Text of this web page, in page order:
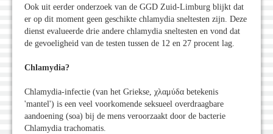
Ook uit eerder onderzoek van de GGD Zuid-Limburg blijkt dat
er op dit moment geen geschikte chlamydia sneltesten zijn. Deze
dienst evalueerde drie andere chlamydia sneltesten en vond dat
de gevoeligheid van de testen tussen de 12 en 27 procent lag.
Chlamydia?
Chlamydia-infectie (van het Griekse, χλαμύδα betekenis
'mantel') is een veel voorkomende seksueel overdraagbare
aandoening (soa) bij de mens veroorzaakt door de bacterie
Chlamydia trachomatis.